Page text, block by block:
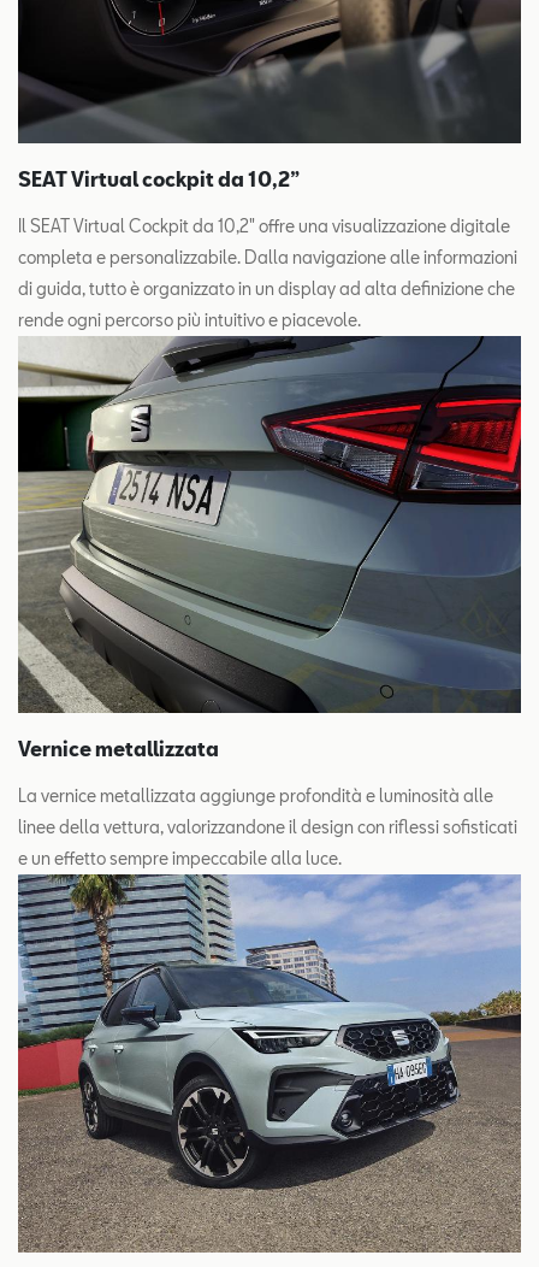
SEAT Virtual cockpit da 10,2”
Il SEAT Virtual Cockpit da 10,2" offre una visualizzazione digitale
completa e personalizzabile. Dalla navigazione alle informazioni
di guida, tutto è organizzato in un display ad alta definizione che
rende ogni percorso più intuitivo e piacevole.
Vernice metallizzata
La vernice metallizzata aggiunge profondità e luminosità alle
linee della vettura, valorizzandone il design con riflessi sofisticati
e un effetto sempre impeccabile alla luce.